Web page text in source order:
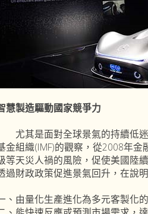
慧製造驅動國家競爭力
其是面對全球景氣的持續低迷
金組織(IMF)的觀察，從2008年
等天災人禍的風險，促使美國陸
過財政政策促進景氣回升，在說
、由量化生產進化為多元客製化